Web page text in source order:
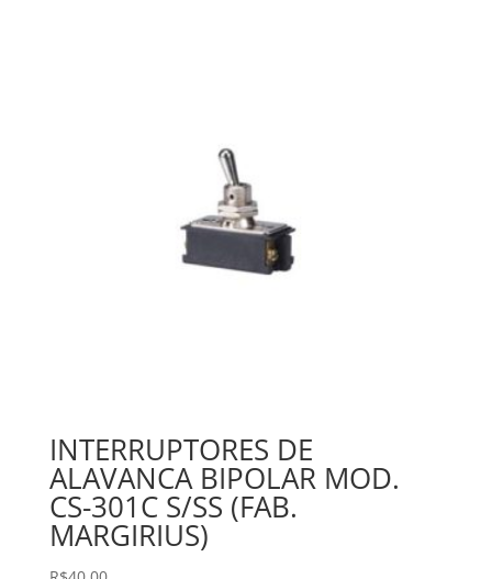
INTERRUPTORES DE
ALAVANCA BIPOLAR MOD.
CS-301C S/SS (FAB.
MARGIRIUS)